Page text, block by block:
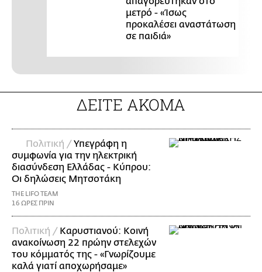
μετρό - «Ίσως
προκαλέσει αναστάτωση
σε παιδιά»
ΔΕΙΤΕ ΑΚΟΜΑ
Πολιτική /Υπεγράφη η
συμφωνία για την ηλεκτρική
διασύνδεση Ελλάδας - Κύπρου:
Οι δηλώσεις Μητσοτάκη
THE LIFO TEAM
16 ΩΡΕΣ ΠΡΙΝ
Πολιτική / Καρυστιανού: Κοινή
ανακοίνωση 22 πρώην στελεχών
του κόμματός της - «Γνωρίζουμε
καλά γιατί αποχωρήσαμε»